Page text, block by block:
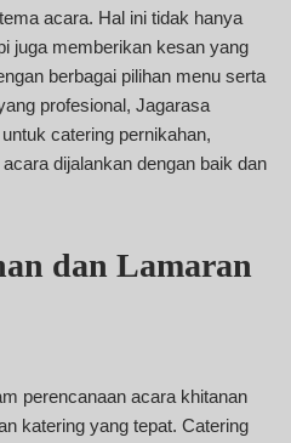
acara. Hal ini tidak hanya
juga memberikan kesan yang
berbagai pilihan menu serta
profesional, Jagarasa
catering pernikahan,
dijalankan dengan baik dan
dan Lamaran
perencanaan acara khitanan
katering yang tepat. Catering